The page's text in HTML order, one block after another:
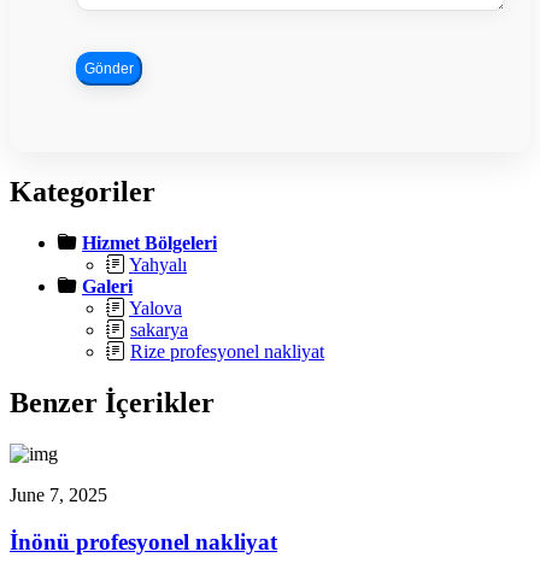
Gönder
Kategoriler
Hizmet Bölgeleri
Yahyalı
Galeri
Yalova
sakarya
Rize profesyonel nakliyat
Benzer İçerikler
June 7, 2025
İnönü profesyonel nakliyat